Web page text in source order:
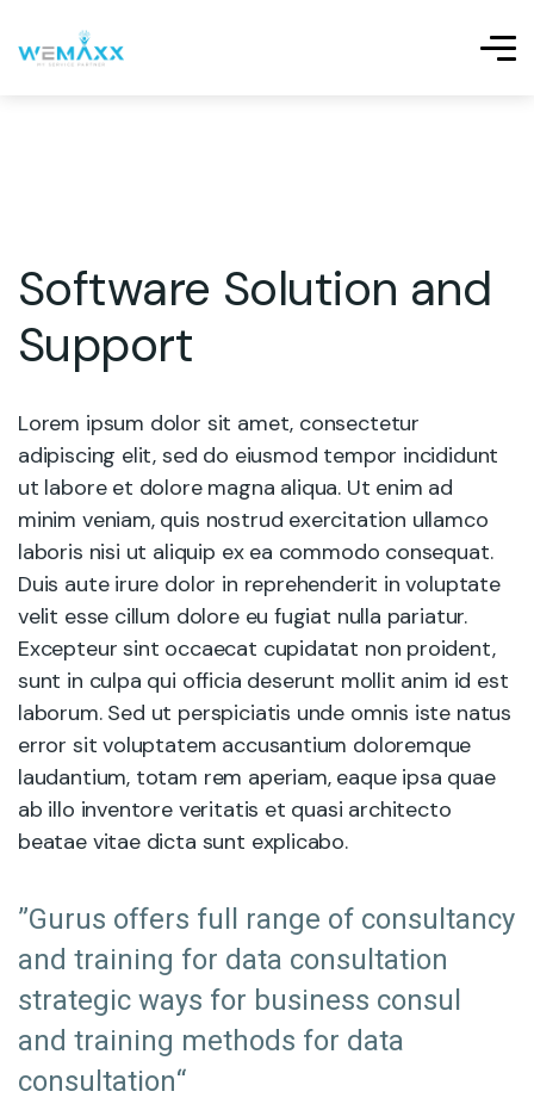
Software Solution and
Support
Lorem ipsum dolor sit amet, consectetur
adipiscing elit, sed do eiusmod tempor incididunt
ut labore et dolore magna aliqua. Ut enim ad
minim veniam, quis nostrud exercitation ullamco
laboris nisi ut aliquip ex ea commodo consequat.
Duis aute irure dolor in reprehenderit in voluptate
velit esse cillum dolore eu fugiat nulla pariatur.
Excepteur sint occaecat cupidatat non proident,
sunt in culpa qui officia deserunt mollit anim id est
laborum. Sed ut perspiciatis unde omnis iste natus
error sit voluptatem accusantium doloremque
laudantium, totam rem aperiam, eaque ipsa quae
ab illo inventore veritatis et quasi architecto
beatae vitae dicta sunt explicabo.
”Gurus offers full range of consultancy
and training for data consultation
strategic ways for business consul
and training methods for data
consultation“